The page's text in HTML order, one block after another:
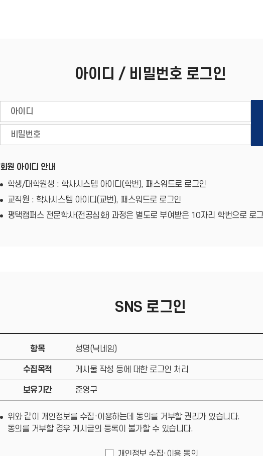
아이디 / 비밀번호 로그인
회원 아이디 안내
학생/대학원생 : 학사시스템 아이디(학번), 패스워드로 로그인
교직원 : 학사시스템 아이디(교번), 패스워드로 로그인
평택캠퍼스 전문학사(전공심화) 과정은 별도로 부여받은 10자리 학번으로 로
SNS 로그인
항목 성명(닉네임)
수집목적 게시물 작성 등에 대한 로그인 처리
보유기간 준영구
위와 같이 개인정보를 수집·이용하는데 동의를 거부할 권리가 있습니다.
동의를 거부할 경우 게시글의 등록이 불가할 수 있습니다.
개인정보 수집·이용 동의